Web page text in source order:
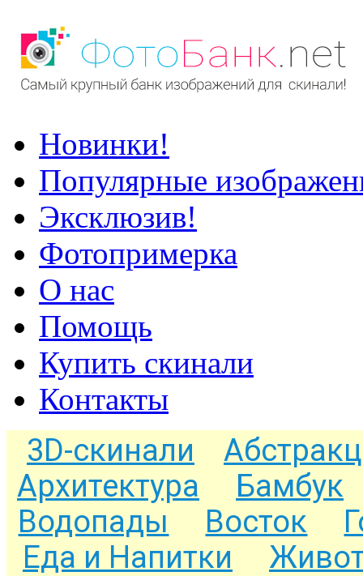
Новинки!
Популярные
Эксклюзив!
Фотопримерка
О нас
Помощь
Купить скинали
Контакты
3D-скинали
Архитектура
Бамбук
Водопады
Восток
Еда и Напитки